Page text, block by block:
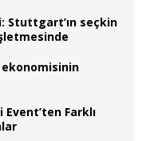
Stuttgart’ın seçkin
Event’ten Farklı